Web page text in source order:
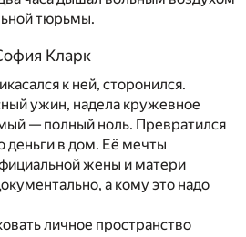
тюрьмы.
Кларк
к ней, сторонился.
ужин, надела кружевное
— полный ноль. Превратился
деньги в дом. Её мечты
жены и матери
а кому это надо
личное пространство